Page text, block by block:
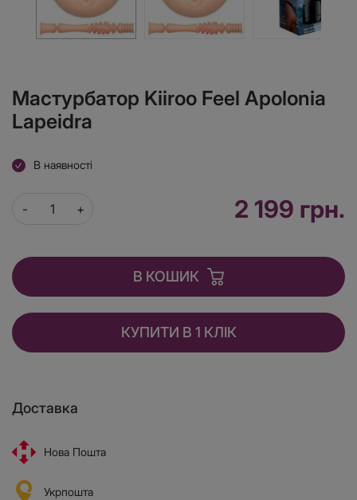
Мастурбатор Kiiroo Feel Apolonia
Lapeidra
В наявності
2 199 грн.
В КОШИК
КУПИТИ В 1 КЛІК
Доставка
Нова Пошта
Укрпошта